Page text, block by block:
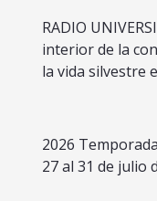
RADIO
interior de la
la vida silvestre
2026
27 al 31 de julio